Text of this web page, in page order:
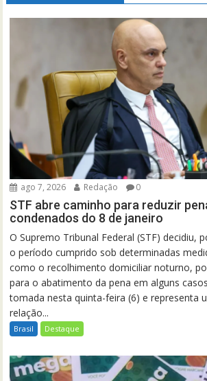
ago 7, 2026 Redação 0
STF abre caminho para reduzir
condenados do 8 de janeiro
O Supremo Tribunal Federal (STF) decidiu,
o período cumprido sob determinadas
como o recolhimento domiciliar noturno,
para o abatimento da pena em alguns
tomada nesta quinta-feira (6) e representa
relação...
Brasil Destaque